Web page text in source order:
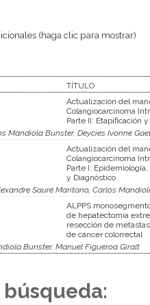
(haga clic para mostrar)
TÍTULO
Actualización del
Colangiocarcinoma
Parte II: Etapificación
Mandiola Bunster, Deycies Ivonne
Actualización del
Colangiocarcinoma
Parte I:
y Diagnóstico
Sauré Maritano, Carlos
ALPPS
de hepatectomía
resección de
de cáncer colorrectal
Bunster, Manuel Figueroa Giralt
búsqueda: